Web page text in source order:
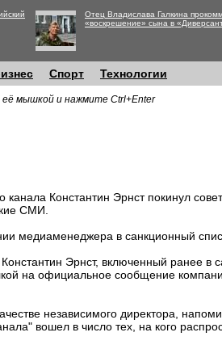
Отец Владислава Галкина
«воскрешение» сына в
Спорт Технологии
мышкой и нажмите Ctrl+Enter
канала Константин Эрнст покинул
СМИ.
медиаменеджера в санкционный
Эрнст, включенный ранее в
на официальное сообщение
независимого директора,
вошел в число тех, на кого